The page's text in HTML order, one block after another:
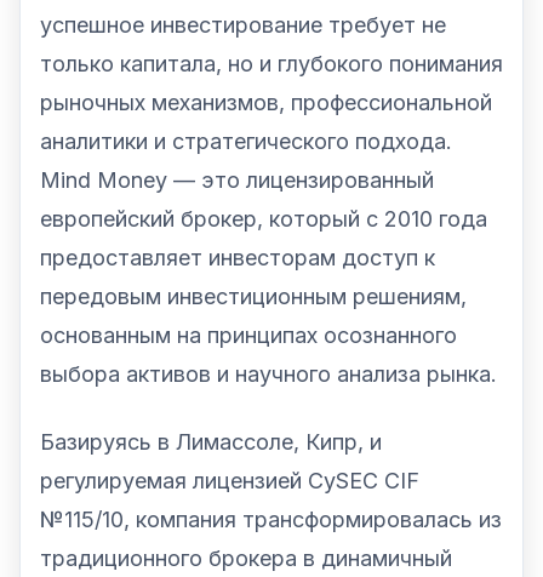
успешное инвестирование требует не
только капитала, но и глубокого понимания
рыночных механизмов, профессиональной
аналитики и стратегического подхода.
Mind Money — это лицензированный
европейский брокер, который с 2010 года
предоставляет инвесторам доступ к
передовым инвестиционным решениям,
основанным на принципах осознанного
выбора активов и научного анализа рынка.
Базируясь в Лимассоле, Кипр, и
регулируемая лицензией CySEC CIF
№115/10, компания трансформировалась из
традиционного брокера в динамичный